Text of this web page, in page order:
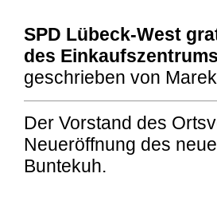
SPD Lübeck-West
des
geschrieben von
Der Vorstand des
Neueröffnung des
Buntekuh.